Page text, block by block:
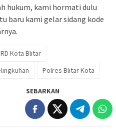
hukum, kami hormati dulu
baru kami gelar sidang kode
Kota Blitar
Polres Blitar Kota
SEBARKAN